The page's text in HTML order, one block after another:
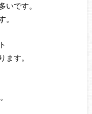
いです。
。
ます。